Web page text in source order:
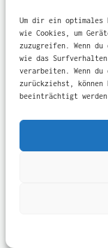
Um dir ein optimales
wie Cookies, um
zuzugreifen. Wenn
wie das
verarbeiten. Wenn
zurückziehst, können
beeinträchtigt